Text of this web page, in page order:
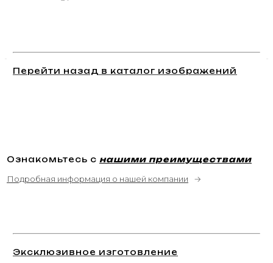
Перейти назад в каталог изображений
Ознакомьтесь с нашими преимуществами
Подробная информация о нашей компании →
Эксклюзивное изготовление